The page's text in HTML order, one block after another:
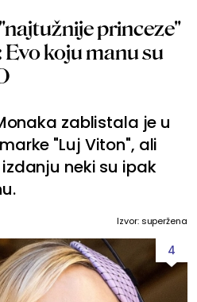
princeze"
koju manu su
zablistala je u
"Luj Viton", ali
neki su ipak
Izvor: superžena
4